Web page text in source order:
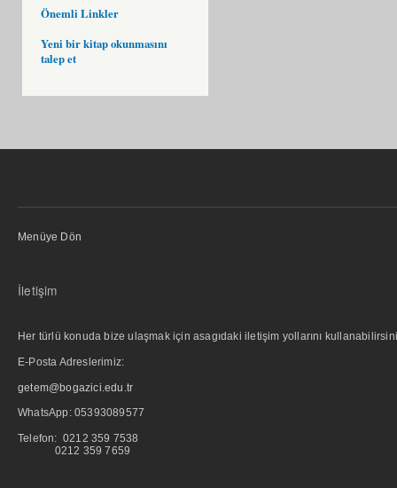
Önemli Linkler
Yeni bir kitap okunmasını
talep et
Menüye Dön
İletişim
Her türlü konuda bize ulaşmak için asagıdaki iletişim yollarını
E-Posta Adreslerimiz:
getem@bogazici.edu.tr
WhatsApp: 05393089577
Telefon: 0212 359 7538
0212 359 7659